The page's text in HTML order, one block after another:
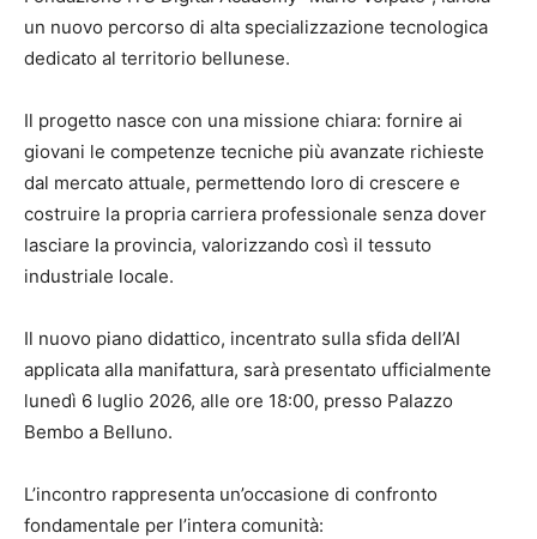
un nuovo percorso di alta specializzazione tecnologica
dedicato al territorio bellunese.
Il progetto nasce con una missione chiara: fornire ai
giovani le competenze tecniche più avanzate richieste
dal mercato attuale, permettendo loro di crescere e
costruire la propria carriera professionale senza dover
lasciare la provincia, valorizzando così il tessuto
industriale locale.
Il nuovo piano didattico, incentrato sulla sfida dell’AI
applicata alla manifattura, sarà presentato ufficialmente
lunedì 6 luglio 2026, alle ore 18:00, presso Palazzo
Bembo a Belluno.
L’incontro rappresenta un’occasione di confronto
fondamentale per l’intera comunità: